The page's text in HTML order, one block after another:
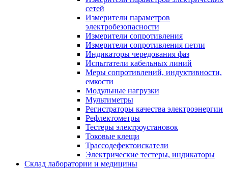
сетей
Измерители параметров
электробезопасности
Измерители сопротивления
Измерители сопротивления петли
Индикаторы чередования фаз
Испытатели кабельных линий
Меры сопротивлений, индуктивности,
емкости
Модульные нагрузки
Мультиметры
Регистраторы качества электроэнергии
Рефлектометры
Тестеры электроустановок
Токовые клещи
Трассодефектоискатели
Электрические тестеры, индикаторы
Склад лаборатории и медицины